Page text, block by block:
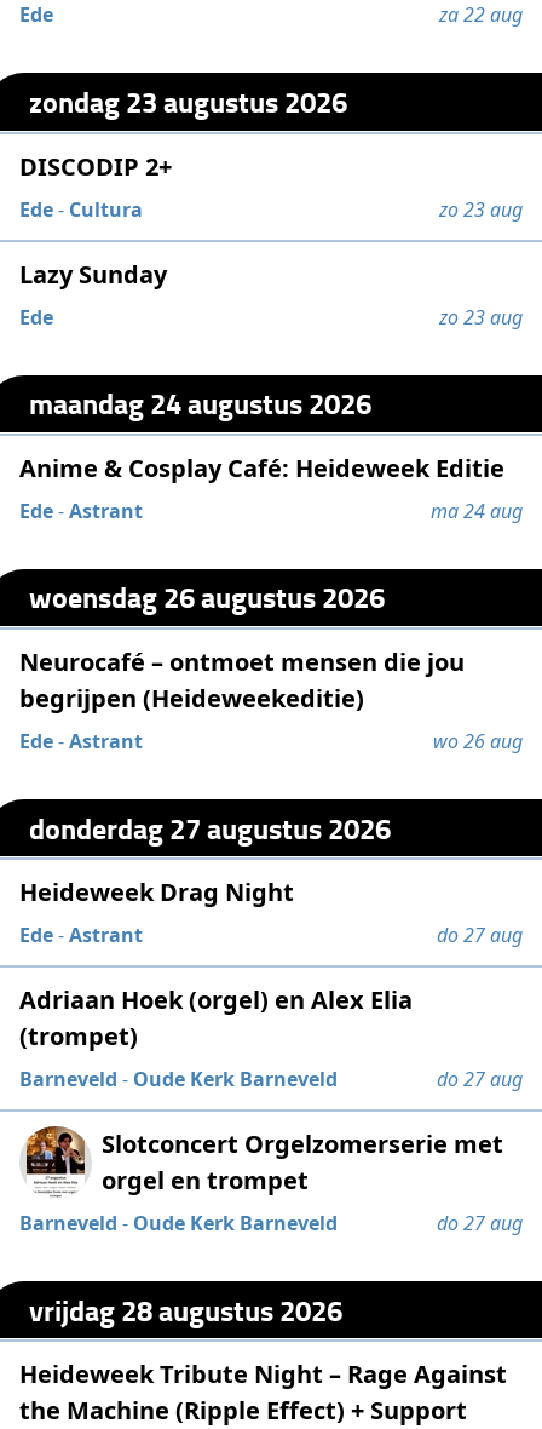
Ede za 22 aug
zondag 23 augustus 2026
DISCODIP 2+
Ede- Cultura zo 23 aug
Lazy Sunday
Ede zo 23 aug
maandag 24 augustus 2026
Anime & Cosplay Café: Heideweek Editie
Ede-Astrant ma 24 aug
woensdag 26 augustus 2026
Neurocafé – ontmoet mensen die jou
begrijpen (Heideweekeditie)
Ede-Astrant wo 26 aug
donderdag 27 augustus 2026
Heideweek Drag Night
Ede-Astrant do 27 aug
Adriaan Hoek (orgel) en Alex Elia
(trompet)
Barneveld - Oude Kerk Barneveld do 27 aug
Slotconcert Orgelzomerserie met
orgel en trompet
Barneveld - Oude Kerk Barneveld do 27 aug
vrijdag 28 augustus 2026
Heideweek Tribute Night – Rage Against
the Machine (Ripple Effect) + Support